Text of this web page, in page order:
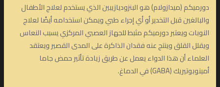
دورميكم (ميدازولام) هو البنزوديازيبين الذي يستخدم لعلاج الأطفال
والبالغين قبل التخدير أو أي إجراء طبي ويمكن استخدامه أيضًا لعلاج
النوبات ويعتبر دورميكم مثبط للجهاز العصبي المركزي يسبب النعاس
ويقلل القلق وينتج عنه فقدان الذاكرة على المدى القصير ويعتقد
العلماء أن هذا الدواء يعمل عن طريق زيادة تأثير حمض جاما
أمينوبوتيريك (GABA) في الدماغ.